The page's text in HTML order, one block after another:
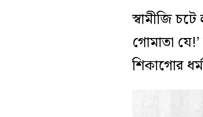
স্বামীজি
গোমাতা
শিকাগোর